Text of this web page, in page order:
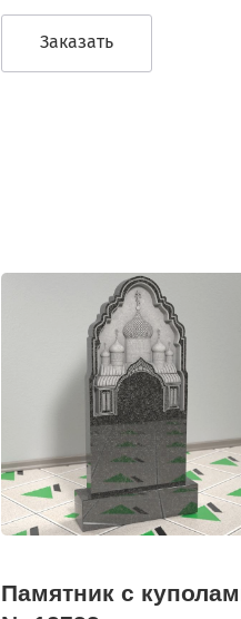
Заказать
Памятник с